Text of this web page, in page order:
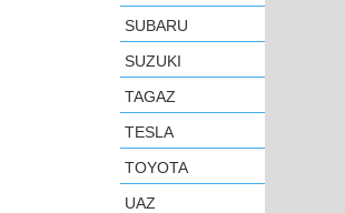
SUBARU
SUZUKI
TAGAZ
TESLA
TOYOTA
UAZ